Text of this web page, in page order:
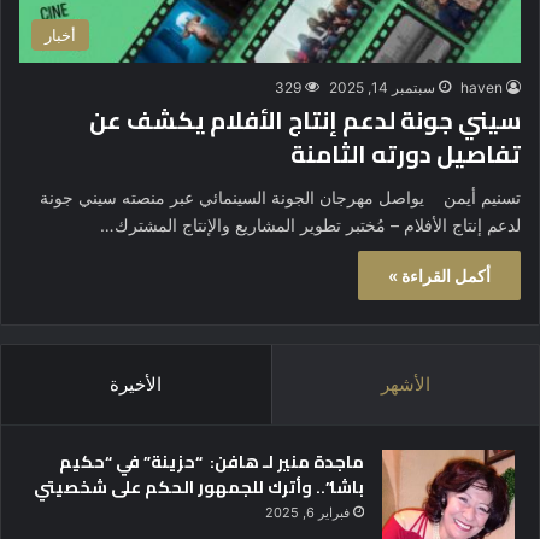
أخبار
haven سبتمبر 14, 2025 329
سيني جونة لدعم إنتاج الأفلام يكشف عن
تفاصيل دورته الثامنة
تسنيم أيمن يواصل مهرجان الجونة السينمائي عبر منصته سيني جونة
لدعم إنتاج الأفلام – مُختبر تطوير المشاريع والإنتاج المشترك…
أكمل القراءة »
الأشهر الأخيرة
ماجدة منير لـ هافن: “حزينة” في “حكيم
باشا”.. وأترك للجمهور الحكم على شخصيتي
فبراير 6, 2025